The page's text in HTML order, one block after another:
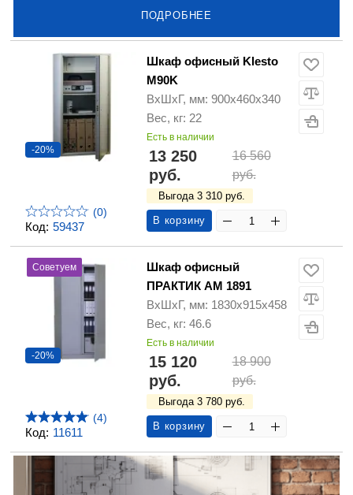
ПОДРОБНЕЕ
Код: 59437
-20%
(0)
Шкаф офисный Klesto
M90K
ВхШхГ, мм: 900х460х340
Вес, кг: 22
Есть в наличии
13 250
руб.
16 560
руб.
Выгода 3 310 руб.
В корзину
Код: 11611
Советуем
-20%
(4)
Шкаф офисный
ПРАКТИК АМ 1891
ВхШхГ, мм: 1830х915х458
Вес, кг: 46.6
Есть в наличии
15 120
руб.
18 900
руб.
Выгода 3 780 руб.
В корзину